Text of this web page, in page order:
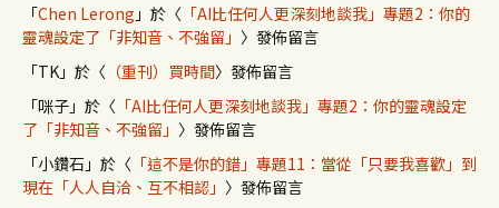
「Chen Lerong 」於〈 「AI比任何人更深刻地談我」專題2：你的
靈魂設定了「非知音、不強留」 〉發佈留言
「TK 」於〈 （重刊）買時間〉發佈留言
「咪子 」於〈 「AI比任何人更深刻地談我」專題2：你的靈魂設定
了「非知音、不強留」 〉發佈留言
「小鑽石 」於〈 「這不是你的錯」專題11：當從「只要我喜歡」到
現在「人人自洽、互不相認」 〉發佈留言